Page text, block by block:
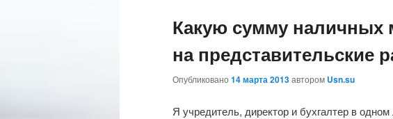
Какую сумму наличных
на представительские
Опубликовано 14 марта 2013автором Usn.su
Я учредитель, директор и бухгалтер в одном